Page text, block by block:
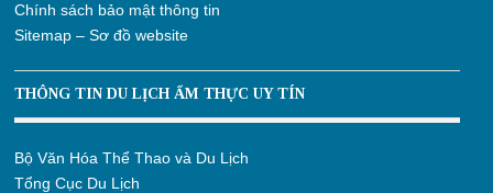
Chính sách bảo mật thông tin
Sitemap – Sơ đồ website
THÔNG TIN DU LỊCH ẨM THỰC UY TÍN
Bộ Văn Hóa Thể Thao và Du Lịch
Tổng Cục Du Lịch